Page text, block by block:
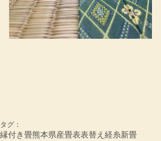
タグ：
縁付き畳熊本県産畳表表替え経糸新畳